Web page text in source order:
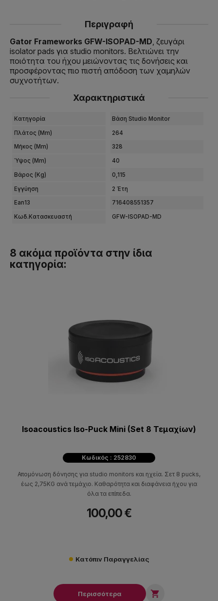
Περιγραφή
Gator Frameworks GFW-ISOPAD-MD, ζευγάρι
isolator pads για studio monitors. Βελτιώνει την
ποιότητα του ήχου μειώνοντας τις δονήσεις και
προσφέροντας πιο πιστή απόδοση των χαμηλών
συχνοτήτων.
Χαρακτηριστικά
Κατηγορία Βάση Studio Monitor
Πλάτος (mm) 264
Μήκος (mm) 328
Ύψος (mm) 40
Βάρος (kg) 0,115
Εγγύηση 2 Έτη
Ean13 716408551357
Κωδ.Κατασκευαστή GFW-ISOPAD-MD
8 ακόμα προϊόντα στην ίδια
κατηγορία:
Isoacoustics Iso-Puck Mini (Set 8 Τεμαχίων)
Κωδικός : 252830
Απομόνωση δόνησης για studio monitors και ηχεία. Σετ 8 pucks,
έως 2,75KG ανά τεμάχιο. Καθαρότητα και διαφάνεια ήχου για
όλα τα επίπεδα.
100,00 €
Κατόπιν Παραγγελίας
Περισσότερα 